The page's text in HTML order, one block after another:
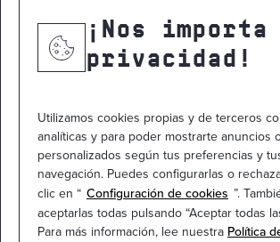
CONTACTO¡Nos
privacidad!
Utilizamos cookies propias y de terceros
analíticas y para poder mostrarte anuncios
personalizados según tus preferencias y
navegación. Puedes configurarlas o
clic en “ Configuración de cookies ”.
aceptarlas todas pulsando “Aceptar todas
Para más información, lee nuestra Política